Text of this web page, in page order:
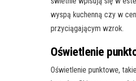
wyspą kuchenną czy w
przyciągającym wzrok.
Oświetlenie
Oświetlenie punktowe,